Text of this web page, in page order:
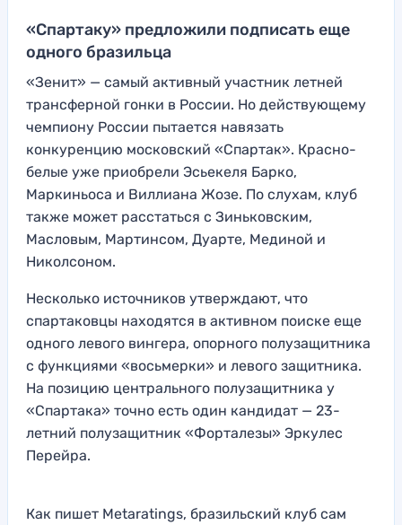
«Спартаку» предложили подписать еще
одного бразильца
«Зенит» — самый активный участник летней
трансферной гонки в России. Но действующему
чемпиону России пытается навязать
конкуренцию московский «Спартак». Красно-
белые уже приобрели Эсьекеля Барко,
Маркиньоса и Виллиана Жозе. По слухам, клуб
также может расстаться с Зиньковским,
Масловым, Мартинсом, Дуарте, Мединой и
Николсоном.
Несколько источников утверждают, что
спартаковцы находятся в активном поиске еще
одного левого вингера, опорного полузащитника
с функциями «восьмерки» и левого защитника.
На позицию центрального полузащитника у
«Спартака» точно есть один кандидат — 23-
летний полузащитник «Форталезы» Эркулес
Перейра.
Как пишет Metaratings, бразильский клуб сам